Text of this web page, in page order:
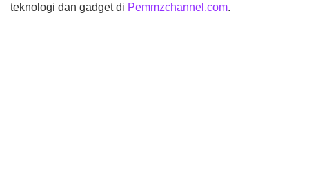
teknologi dan gadget di Pemmzchannel.com.